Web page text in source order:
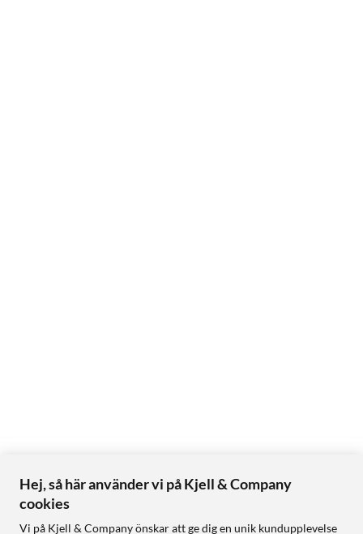
Hej, så här använder vi på Kjell & Company
cookies
Vi på Kjell & Company önskar att ge dig en unik kundupplevelse